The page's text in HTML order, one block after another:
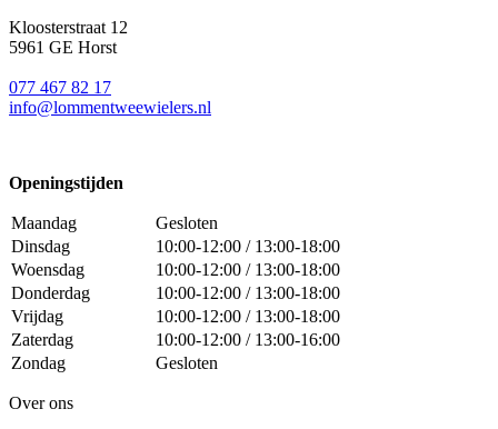
Kloosterstraat 12
5961 GE Horst
077 467 82 17
info@lommentweewielers.nl
Openingstijden
Maandag
Gesloten
Dinsdag
10:00-12:00 / 13:00-18:00
Woensdag
10:00-12:00 / 13:00-18:00
Donderdag
10:00-12:00 / 13:00-18:00
Vrijdag
10:00-12:00 / 13:00-18:00
Zaterdag
10:00-12:00 / 13:00-16:00
Zondag
Gesloten
Over ons